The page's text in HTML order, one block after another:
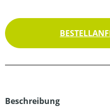
Beschreibung